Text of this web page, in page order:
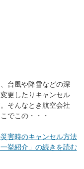
台風や降雪などの深
更したりキャンセル
そんなとき航空会社
でこの・・・
害時のキャンセル方法
挙紹介」の続きを読む